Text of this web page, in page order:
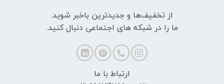
از تخفیف‌ها و جدیدترین‌ باخبر شوید.
ما را در شبکه های اجتماعی دنبال کنید.
ارتباط با ما